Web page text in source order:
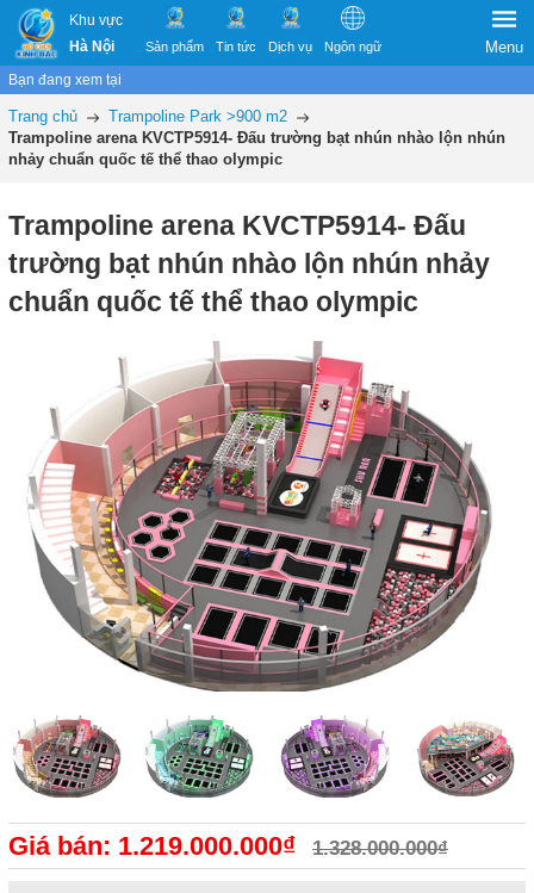
Khu vực
Hà Nội
Sản phẩm Tin tức Dịch vụ Ngôn ngữ Menu
Bạn đang xem tại
Trang chủ
Trampoline Park >900 m2
Trampoline arena KVCTP5914- Đấu trường bạt nhún nhào lộn nhún
nhảy chuẩn quốc tế thể thao olympic
Trampoline arena KVCTP5914- Đấu
trường bạt nhún nhào lộn nhún nhảy
chuẩn quốc tế thể thao olympic
Giá bán: 1.219.000.000₫ 1.328.000.000₫